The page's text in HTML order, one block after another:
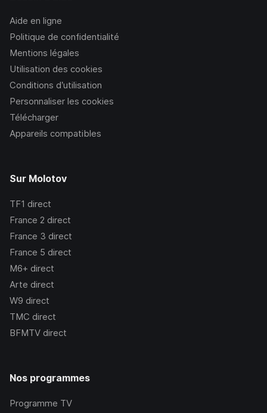
Aide en ligne
Politique de confidentialité
Mentions légales
Utilisation des cookies
Conditions d’utilisation
Personnaliser les cookies
Télécharger
Appareils compatibles
Sur Molotov
TF1 direct
France 2 direct
France 3 direct
France 5 direct
M6+ direct
Arte direct
W9 direct
TMC direct
BFMTV direct
Nos programmes
Programme TV